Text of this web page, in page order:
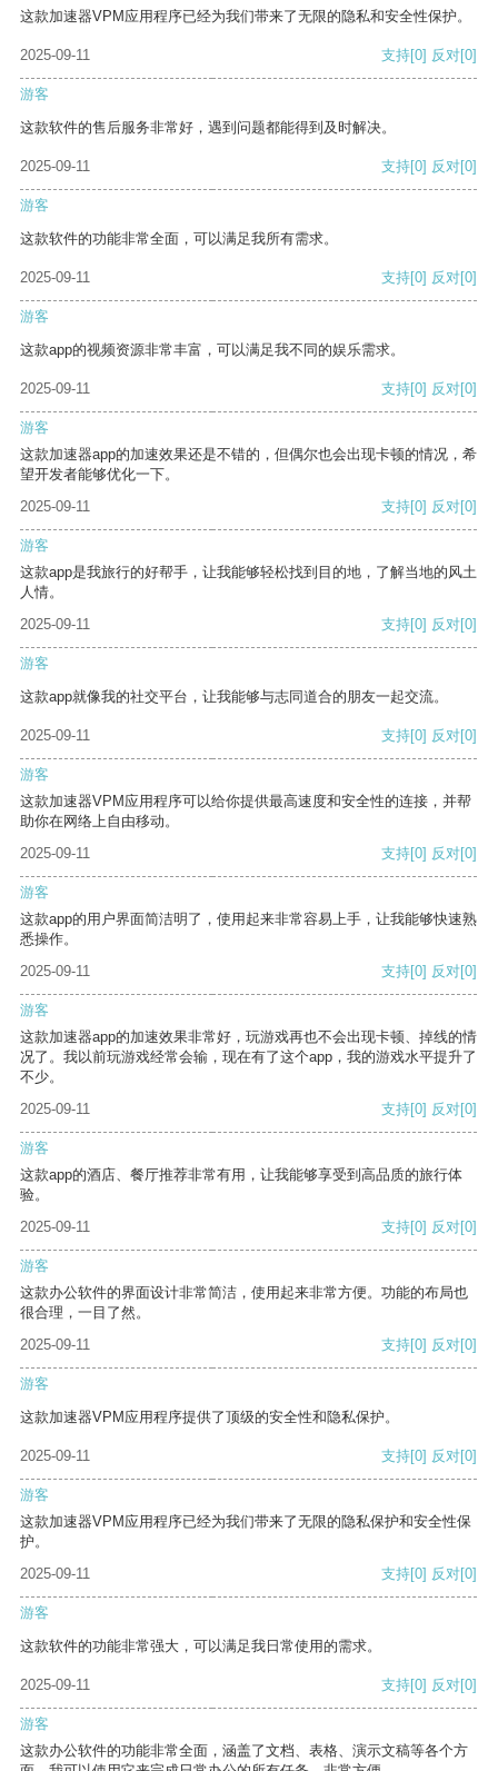
这款加速器VPM应用程序已经为我们带来了无限的隐私和安全性保护。
2025-09-11 支持[0] 反对[0]
游客
这款软件的售后服务非常好，遇到问题都能得到及时解决。
2025-09-11 支持[0] 反对[0]
游客
这款软件的功能非常全面，可以满足我所有需求。
2025-09-11 支持[0] 反对[0]
游客
这款app的视频资源非常丰富，可以满足我不同的娱乐需求。
2025-09-11 支持[0] 反对[0]
游客
这款加速器app的加速效果还是不错的，但偶尔也会出现卡顿的情况，希
望开发者能够优化一下。
2025-09-11
支持[0] 反对[0]
游客
这款app是我旅行的好帮手，让我能够轻松找到目的地，了解当地的风土
人情。
2025-09-11
支持[0] 反对[0]
游客
这款app就像我的社交平台，让我能够与志同道合的朋友一起交流。
2025-09-11 支持[0] 反对[0]
游客
这款加速器VPM应用程序可以给你提供最高速度和安全性的连接，并帮
助你在网络上自由移动。
2025-09-11
支持[0] 反对[0]
游客
这款app的用户界面简洁明了，使用起来非常容易上手，让我能够快速熟
悉操作。
2025-09-11
支持[0] 反对[0]
游客
这款加速器app的加速效果非常好，玩游戏再也不会出现卡顿、掉线的情
况了。我以前玩游戏经常会输，现在有了这个app，我的游戏水平提升了
不少。
2025-09-11
支持[0] 反对[0]
游客
这款app的酒店、餐厅推荐非常有用，让我能够享受到高品质的旅行体
验。
2025-09-11
支持[0] 反对[0]
游客
这款办公软件的界面设计非常简洁，使用起来非常方便。功能的布局也
很合理，一目了然。
2025-09-11
支持[0] 反对[0]
游客
这款加速器VPM应用程序提供了顶级的安全性和隐私保护。
2025-09-11 支持[0] 反对[0]
游客
这款加速器VPM应用程序已经为我们带来了无限的隐私保护和安全性保
护。
2025-09-11
支持[0] 反对[0]
游客
这款软件的功能非常强大，可以满足我日常使用的需求。
2025-09-11 支持[0] 反对[0]
游客
这款办公软件的功能非常全面，涵盖了文档、表格、演示文稿等各个方